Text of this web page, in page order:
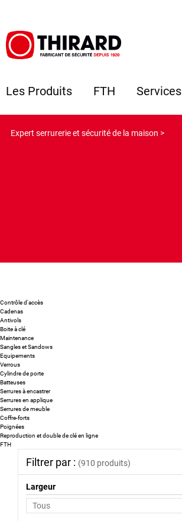
Les Produits FTH Services
Expert serrurerie et sécurité de la maison >
Contrôle d'accès
Cadenas
Antivols
Boite à clé
Maintenance
Sangles et Sandows
Equipements
Verrous
Cylindre de porte
Batteuses
Serrures à encastrer
Serrures en applique
Serrures de meuble
Coffre-forts
Poignées
Reproduction et double de clé en ligne
FTH
Filtrer par : (910 produits)
Largeur